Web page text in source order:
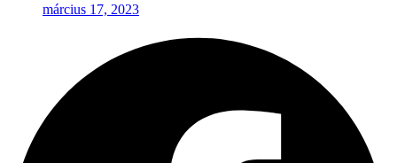
március 17, 2023